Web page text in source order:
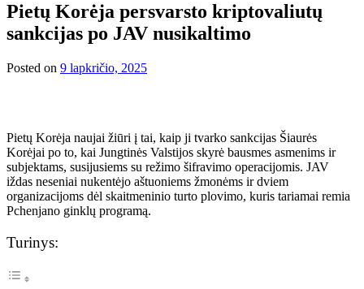
Pietų Korėja persvarsto kriptovaliutų
sankcijas po JAV nusikaltimo
Posted on 9 lapkričio, 2025
Pietų Korėja naujai žiūri į tai, kaip ji tvarko sankcijas Šiaurės
Korėjai po to, kai Jungtinės Valstijos skyrė bausmes asmenims ir
subjektams, susijusiems su režimo šifravimo operacijomis. JAV
iždas neseniai nukentėjo aštuoniems žmonėms ir dviem
organizacijoms dėl skaitmeninio turto plovimo, kuris tariamai remia
Pchenjano ginklų programą.
Turinys: